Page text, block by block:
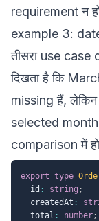
requirement न
example 3:
तीसरा use
दिखता है कि
missing हैं,
selected
comparison में
export type
  id
: string ;
  createdAt
:
  total
: number;